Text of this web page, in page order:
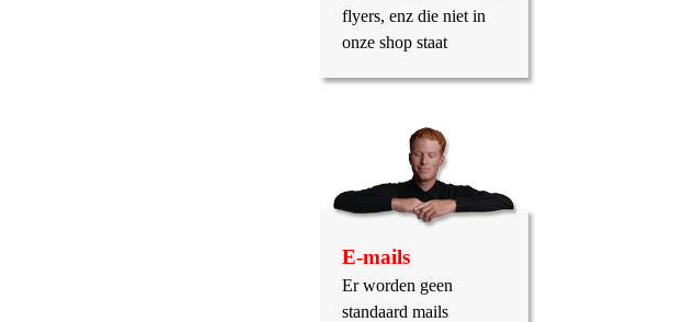
flyers, enz die niet in
onze shop staat
E-mails
Er worden geen
standaard mails